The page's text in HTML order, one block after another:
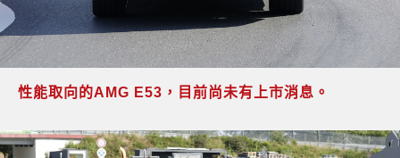
性能取向的AMG E53，目前尚未有上市消息。